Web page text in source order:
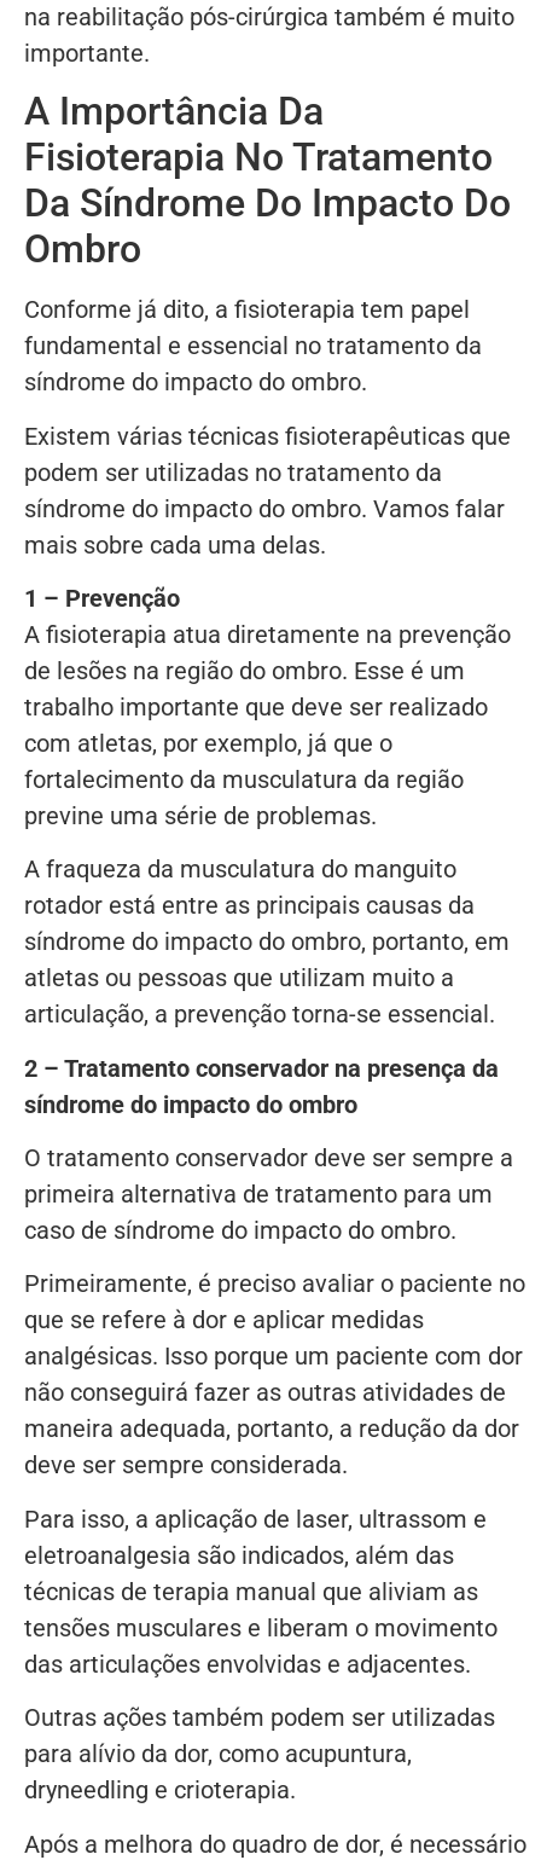
na reabilitação pós-cirúrgica também é muito
importante.
A Importância Da
Fisioterapia No Tratamento
Da Síndrome Do Impacto Do
Ombro
Conforme já dito, a fisioterapia tem papel
fundamental e essencial no tratamento da
síndrome do impacto do ombro.
Existem várias técnicas fisioterapêuticas que
podem ser utilizadas no tratamento da
síndrome do impacto do ombro. Vamos falar
mais sobre cada uma delas.
1 – Prevenção
A fisioterapia atua diretamente na prevenção
de lesões na região do ombro. Esse é um
trabalho importante que deve ser realizado
com atletas, por exemplo, já que o
fortalecimento da musculatura da região
previne uma série de problemas.
A fraqueza da musculatura do manguito
rotador está entre as principais causas da
síndrome do impacto do ombro, portanto, em
atletas ou pessoas que utilizam muito a
articulação, a prevenção torna-se essencial.
2 – Tratamento conservador na presença da
síndrome do impacto do ombro
O tratamento conservador deve ser sempre a
primeira alternativa de tratamento para um
caso de síndrome do impacto do ombro.
Primeiramente, é preciso avaliar o paciente no
que se refere à dor e aplicar medidas
analgésicas. Isso porque um paciente com dor
não conseguirá fazer as outras atividades de
maneira adequada, portanto, a redução da dor
deve ser sempre considerada.
Para isso, a aplicação de laser, ultrassom e
eletroanalgesia são indicados, além das
técnicas de terapia manual que aliviam as
tensões musculares e liberam o movimento
das articulações envolvidas e adjacentes.
Outras ações também podem ser utilizadas
para alívio da dor, como acupuntura,
dryneedling e crioterapia.
Após a melhora do quadro de dor, é necessário